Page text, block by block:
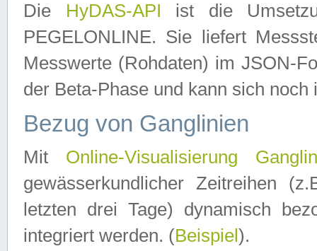
Die HyDAS-API ist die
PEGELONLINE. Sie liefert
Messwerte (Rohdaten) im JSON-
der Beta-Phase und kann sich noch
Bezug von Ganglinien
Mit Online-Visualisierung
gewässerkundlicher Zeitreihen
letzten drei Tage) dynamisch
integriert werden. (Beispiel ).